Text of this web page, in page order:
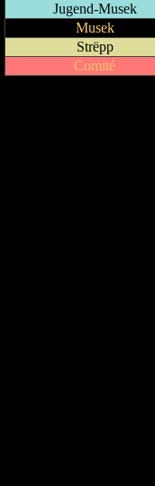
Jugend-Musek
Musek
Strëpp
Comité